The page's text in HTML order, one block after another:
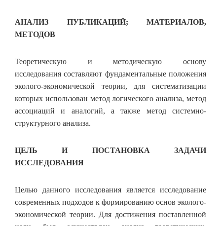
АНАЛИЗ ПУБЛИКАЦИЙ; МАТЕРИАЛОВ,
МЕТОДОВ
Теоретическую и методическую основу
исследования составляют фундаментальные положения
эколого-экономической теории, для систематизации
которых использован метод логического анализа, метод
ассоциаций и аналогий, а также метод системно-
структурного анализа.
ЦЕЛЬ И ПОСТАНОВКА ЗАДАЧИ
ИССЛЕДОВАНИЯ
Целью данного исследования является исследование
современных подходов к формированию основ эколого-
экономической теории. Для достижения поставленной